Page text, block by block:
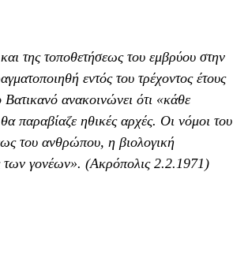
της τοποθετήσεως του εμβρύου στην
εντός του τρέχοντος έτους
ανακοινώνει ότι «κάθε
παραβίαζε ηθικές αρχές. Οι νόμοι του
του ανθρώπου, η βιολογική
των γονέων». (Ακρόπολις 2.2.1971)